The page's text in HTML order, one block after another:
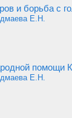
и борьба с
Е.Н.
помощи
Е.Н.